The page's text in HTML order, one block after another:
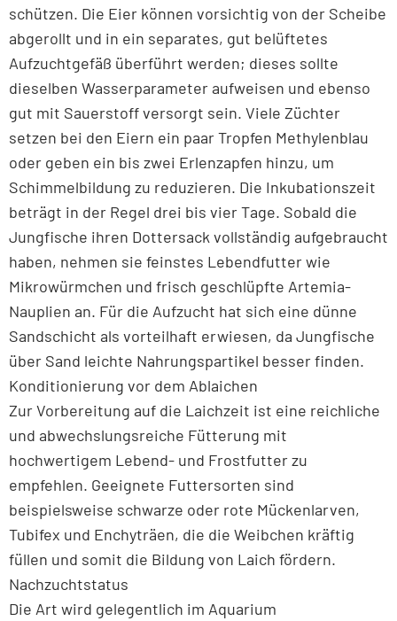
schützen. Die Eier können vorsichtig von der Scheibe
abgerollt und in ein separates, gut belüftetes
Aufzuchtgefäß überführt werden; dieses sollte
dieselben Wasserparameter aufweisen und ebenso
gut mit Sauerstoff versorgt sein. Viele Züchter
setzen bei den Eiern ein paar Tropfen Methylenblau
oder geben ein bis zwei Erlenzapfen hinzu, um
Schimmelbildung zu reduzieren. Die Inkubationszeit
beträgt in der Regel drei bis vier Tage. Sobald die
Jungfische ihren Dottersack vollständig aufgebraucht
haben, nehmen sie feinstes Lebendfutter wie
Mikrowürmchen und frisch geschlüpfte Artemia-
Nauplien an. Für die Aufzucht hat sich eine dünne
Sandschicht als vorteilhaft erwiesen, da Jungfische
über Sand leichte Nahrungspartikel besser finden.
Konditionierung vor dem Ablaichen
Zur Vorbereitung auf die Laichzeit ist eine reichliche
und abwechslungsreiche Fütterung mit
hochwertigem Lebend- und Frostfutter zu
empfehlen. Geeignete Futtersorten sind
beispielsweise schwarze oder rote Mückenlarven,
Tubifex und Enchyträen, die die Weibchen kräftig
füllen und somit die Bildung von Laich fördern.
Nachzuchtstatus
Die Art wird gelegentlich im Aquarium